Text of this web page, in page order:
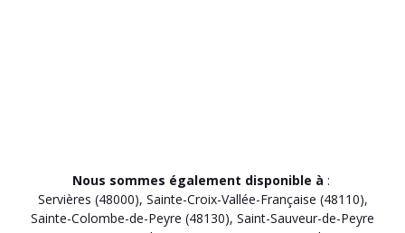
Nous sommes également disponible à :
Servières (48000), Sainte-Croix-Vallée-Française (48110),
Sainte-Colombe-de-Peyre (48130), Saint-Sauveur-de-Peyre